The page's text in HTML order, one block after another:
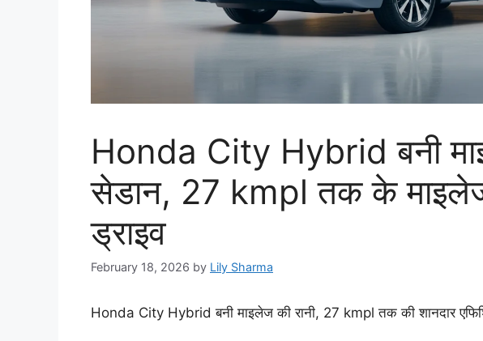
Honda City Hybrid बनी
सेडान, 27 kmpl तक के
ड्राइव
February 18, 2026 by Lily Sharma
Honda City Hybrid बनी माइलेज की रानी, 27 kmpl तक की शानदार